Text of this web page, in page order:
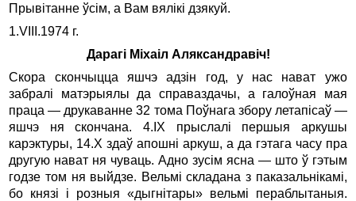
Прывітанне ўсім, а Вам вялікі дзякуй.
1.VIII.1974 г.
Дарагі Міхаіл Аляксандравіч!
Скора скончыцца яшчэ адзін год, у нас нават ужо
забралі матэрыялы да справаздачы, а галоўная мая
праца — друкаванне 32 тома Поўнага збору летапісаў —
яшчэ ня скончана. 4.ІХ прыслалі першыя аркушы
карэктуры, 14.Х здаў апошні аркуш, а да гэтага часу пра
другую нават ня чуваць. Адно зусім ясна — што ў гэтым
годзе том ня выйдзе. Вельмі складана з паказальнікамі,
бо князі і розныя «дыгнітары» вельмі пераблытаныя.